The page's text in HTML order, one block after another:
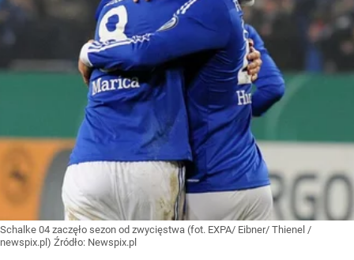
Schalke 04 zaczęło sezon od zwycięstwa (fot. EXPA/ Eibner/ Thienel /
newspix.pl) Źródło: Newspix.pl